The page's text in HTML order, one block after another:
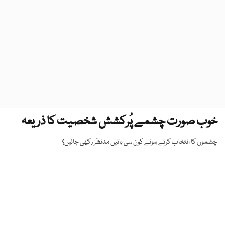
خوب صورت چشمے پُرکشش شخصیت کا ذریعہ
چشموں کا انتخاب کرتے ہوئے کون سی باتیں مدنظر رکھی جائیں؟